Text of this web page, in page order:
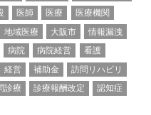
医師 医療
医療機関
地域医療 大阪市
情報漏洩
病院 病院経営
看護
経営 補助金
訪問リハビリ
診療 診療報酬改定
認知症